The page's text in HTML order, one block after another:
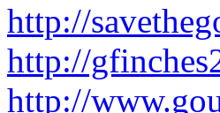
http://
http://
http://